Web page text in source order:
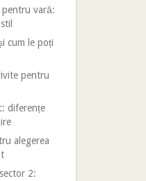
vară:
cum le poți
pentru
diferențe
alegerea
2: